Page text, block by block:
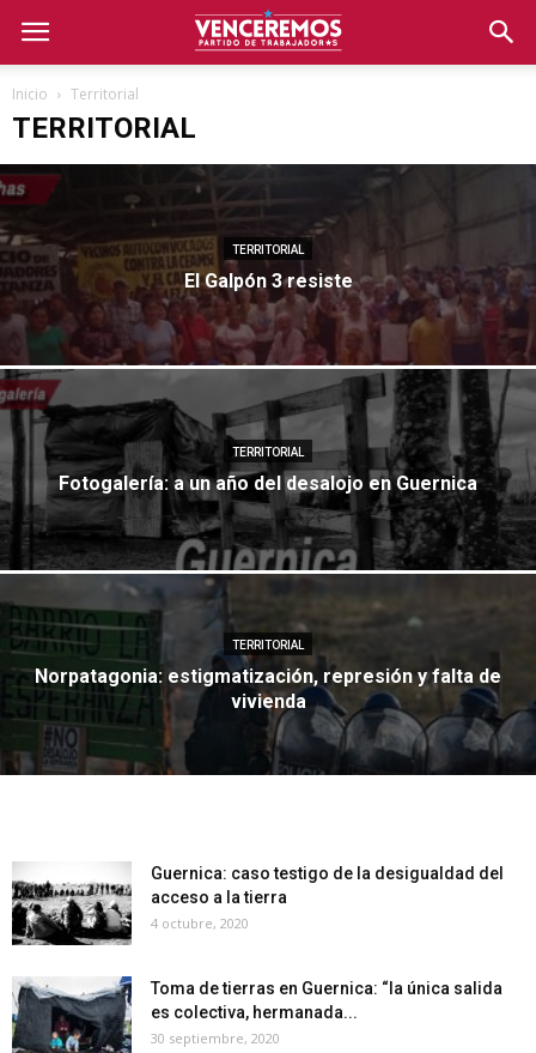
Inicio Territorial
TERRITORIAL
TERRITORIAL
El Galpón 3 resiste
TERRITORIAL
Fotogalería: a un año del desalojo en Guernica
TERRITORIAL
Norpatagonia: estigmatización, represión y falta de
vivienda
Guernica: caso testigo de la desigualdad del
acceso a la tierra
4 octubre, 2020
Toma de tierras en Guernica: “la única salida
es colectiva, hermanada...
30 septiembre, 2020